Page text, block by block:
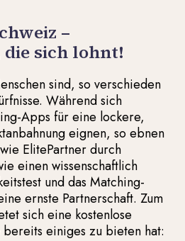
–
sich lohnt!
sind, so verschieden
Während sich
Apps für eine lockere,
eignen, so ebnen
ElitePartner durch
einen wissenschaftlich
und das Matching-
ernste Partnerschaft. Zum
sich eine kostenlose
einiges zu bieten hat: